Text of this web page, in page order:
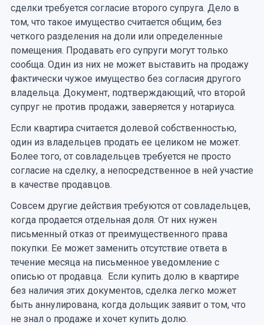
сделки требуется согласие второго супруга. Дело в
том, что такое имущество считается общим, без
четкого разделения на доли или определенные
помещения. Продавать его супруги могут только
сообща. Один из них не может выставить на продажу
фактически чужое имущество без согласия другого
владельца. Документ, подтверждающий, что второй
супруг не против продажи, заверяется у нотариуса.
Если квартира считается долевой собственностью,
один из владельцев продать ее целиком не может.
Более того, от совладельцев требуется не просто
согласие на сделку, а непосредственное в ней участие
в качестве продавцов.
Совсем другие действия требуются от совладельцев,
когда продается отдельная доля. От них нужен
письменный отказ от преимущественного права
покупки. Ее может заменить отсутствие ответа в
течение месяца на письменное уведомление с
описью от продавца. Если купить долю в квартире
без наличия этих документов, сделка легко может
быть аннулирована, когда дольщик заявит о том, что
не знал о продаже и хочет купить долю.